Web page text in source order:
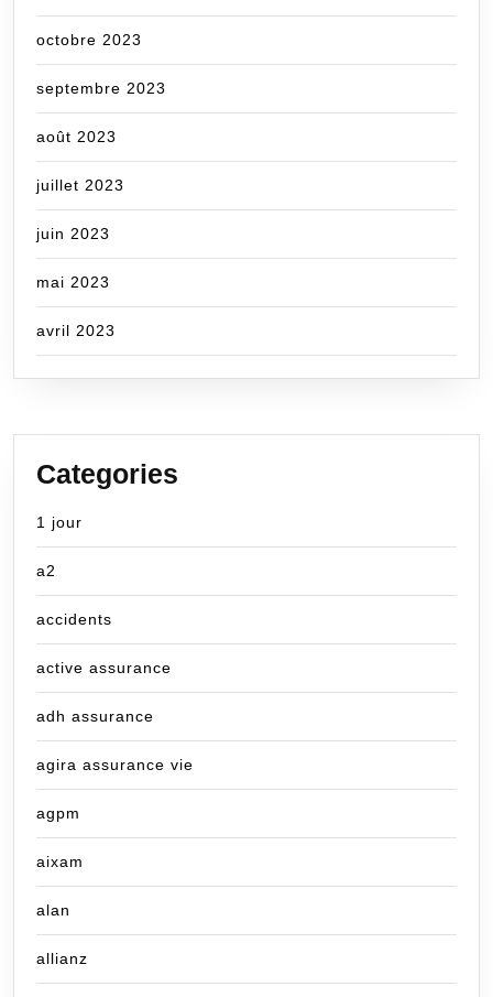
octobre 2023
septembre 2023
août 2023
juillet 2023
juin 2023
mai 2023
avril 2023
Categories
1 jour
a2
accidents
active assurance
adh assurance
agira assurance vie
agpm
aixam
alan
allianz